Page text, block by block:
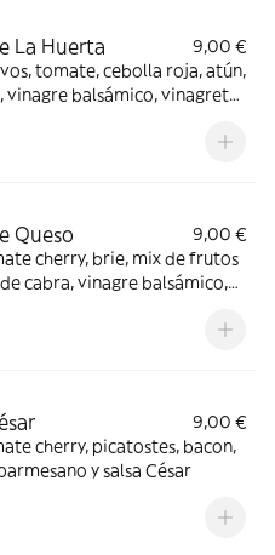
La Huerta
9,00 €
tomate, cebolla roja, atún,
vinagre balsámico, vinagreta,
Queso
9,00 €
cherry, brie, mix de frutos
cabra, vinagre balsámico,
9,00 €
cherry, picatostes, bacon,
y salsa César